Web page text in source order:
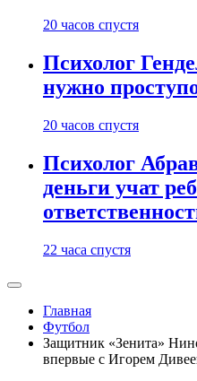
20 часов спустя
Психолог
нужно
20 часов спустя
Психолог
деньги учат
22 часа спустя
Главная
Футбол
Защитник «Зенита»
впервые с Игорем